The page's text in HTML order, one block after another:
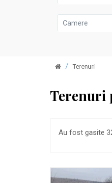
Camere
Terenuri
Terenuri
Au fost gasite